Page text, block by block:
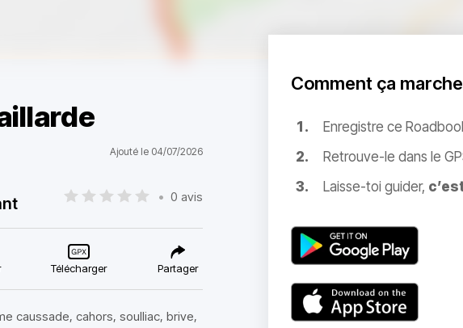
Ajouté le 04/07/2026
• 0 avis
Télécharger Partager
caussade, cahors, soulliac, brive,
Comment ça
Enregistre ce
Retrouve-le dans le
Laisse-toi guider,